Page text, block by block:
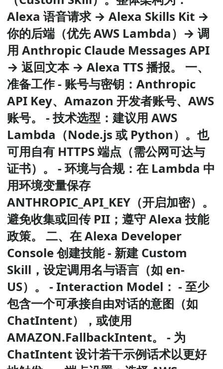
Alexa 语音请求 → Alexa Skills Kit →
你的后端（优先 AWS Lambda）→ 调
用 Anthropic Claude Messages API
→ 返回文本 → Alexa TTS 播报。 一、
准备工作 - 账号与密钥：Anthropic
API Key、Amazon 开发者账号、AWS
账号。 - 技术选型：建议用 AWS
Lambda（Node.js 或 Python）。也
可用自有 HTTPS 端点（需公网可达与
证书）。 - 环境与合规：在 Lambda 中
用环境变量保存
ANTHROPIC_API_KEY（开启加密）。
避免收集或回传 PII；遵守 Alexa 技能
政策。 二、在 Alexa Developer
Console 创建技能 - 新建 Custom
Skill，设定调用名与语言（如 en-
US）。 - Interaction Model： - 至少
包含一个可承接自由对话的意图（如
ChatIntent），或使用
AMAZON.FallbackIntent。 - 为
ChatIntent 设计若干示例话术以更好